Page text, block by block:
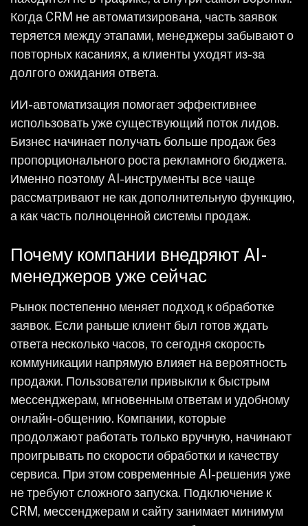
Когда CRM не автоматизирована, часть заявок
теряется между этапами, менеджеры забывают о
повторных касаниях, а клиенты уходят из-за
долгого ожидания ответа.
ИИ-автоматизация помогает эффективнее
использовать уже существующий поток лидов.
Бизнес начинает получать больше продаж без
пропорционального роста рекламного бюджета.
Именно поэтому AI-инструменты все чаще
рассматривают не как дополнительную функцию,
а как часть полноценной системы продаж.
Почему компании внедряют AI-
менеджеров уже сейчас
Рынок постепенно меняет подход к обработке
заявок. Если раньше клиент был готов ждать
ответа несколько часов, то сегодня скорость
коммуникации напрямую влияет на вероятность
продажи. Пользователи привыкли к быстрым
мессенджерам, мгновенным ответам и удобному
онлайн-общению. Компании, которые
продолжают работать только вручную, начинают
проигрывать по скорости обработки и качеству
сервиса. При этом современные AI-решения уже
не требуют сложного запуска. Подключение к
CRM, мессенджерам и сайту занимает минимум